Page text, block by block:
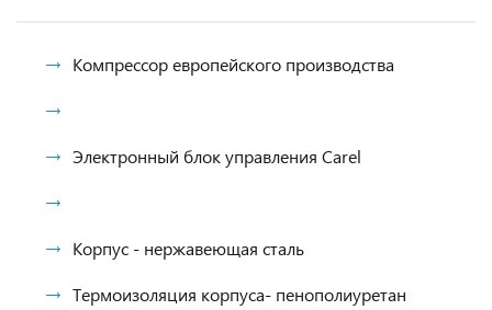
Компрессор европейского производства
Электронный блок управления Carel
Корпус - нержавеющая сталь
Термоизоляция корпуса- пенополиуретан